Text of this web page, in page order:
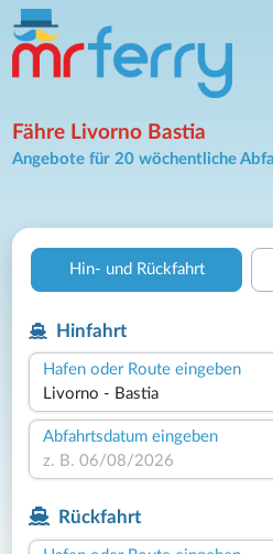
Fähre Livorno Bastia
Angebote für 20 wöchentliche
Hin- und Rückfahrt
Hinfahrt
Hafen oder Route eingeben
Abfahrtsdatum eingeben
Rückfahrt